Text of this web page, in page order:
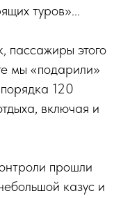
туров»...
пассажиры этого
мы «подарили»
120
включая и
прошли
казус и